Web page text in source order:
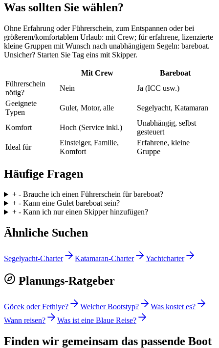
Was sollten Sie wählen?
Ohne Erfahrung oder Führerschein, zum Entspannen oder bei
größerem/komfortablem Urlaub: mit Crew; für erfahrene, lizenzierte
kleine Gruppen mit Wunsch nach unabhängigem Segeln: bareboat.
Unsicher? Starten Sie Tag eins mit Skipper.
Mit Crew
Bareboat
Führerschein
nötig?
Nein
Ja (ICC usw.)
Geeignete
Typen
Gulet, Motor, alle Segelyacht, Katamaran
Komfort Hoch (Service inkl.)
Unabhängig, selbst
gesteuert
Ideal für
Einsteiger, Familie,
Komfort
Erfahrene, kleine
Gruppe
Häufige Fragen
+ - Brauche ich einen Führerschein für bareboat?
+ - Kann eine Gulet bareboat sein?
+ - Kann ich nur einen Skipper hinzufügen?
Ähnliche Suchen
Segelyacht-Charter Katamaran-Charter Yachtcharter
Planungs-Ratgeber
Göcek oder Fethiye? Welcher Bootstyp?
Was kostet es?
Wann reisen?
Was ist eine Blaue Reise?
Finden wir gemeinsam das passende Boot